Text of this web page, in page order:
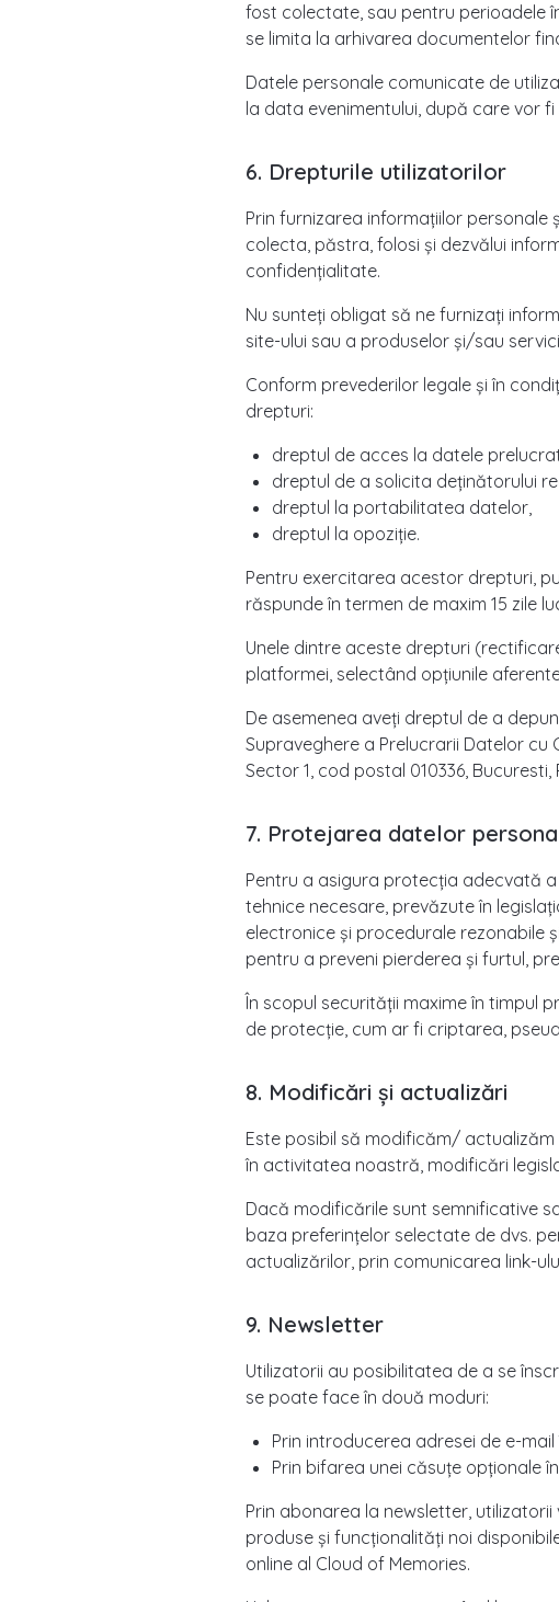
fost colectate, sau pentru perioadele
se limita la arhivarea documentelor
Datele personale comunicate de
la data evenimentului, după care vor fi
6. Drepturile utilizatorilor
Prin furnizarea informațiilor
colecta, păstra, folosi și dezvălui
confidențialitate.
Nu sunteți obligat să ne furnizați
site-ului sau a produselor și/sau
Conform prevederilor legale și în
drepturi:
dreptul de acces la datele
dreptul de a solicita deținătorului
dreptul la portabilitatea datelor,
dreptul la opoziție.
Pentru exercitarea acestor drepturi,
răspunde în termen de maxim 15 zile
Unele dintre aceste drepturi
platformei, selectând opțiunile
De asemenea aveți dreptul de a
Supraveghere a Prelucrarii Datelor cu
Sector 1, cod postal 010336, Bucuresti,
7. Protejarea datelor
Pentru a asigura protecția adecvată
tehnice necesare, prevăzute în
electronice și procedurale rezonabile
pentru a preveni pierderea și furtul,
În scopul securității maxime în timpul
de protecție, cum ar fi criptarea,
8. Modificări și actualizări
Este posibil să modificăm/
în activitatea noastră, modificări
Dacă modificările sunt semnificative
baza preferințelor selectate de dvs.
actualizărilor, prin comunicarea link-
9. Newsletter
Utilizatorii au posibilitatea de a se
se poate face în două moduri:
Prin introducerea adresei de e-
Prin bifarea unei căsuțe opționale
Prin abonarea la newsletter,
produse și funcționalități noi
online al Cloud of Memories.